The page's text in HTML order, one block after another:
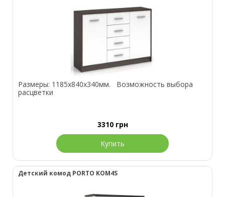
Размеры: 1185х840х340мм. Возможность выбора
расцветки
3310 грн
Купить
Детский комод PORTO KOM4S